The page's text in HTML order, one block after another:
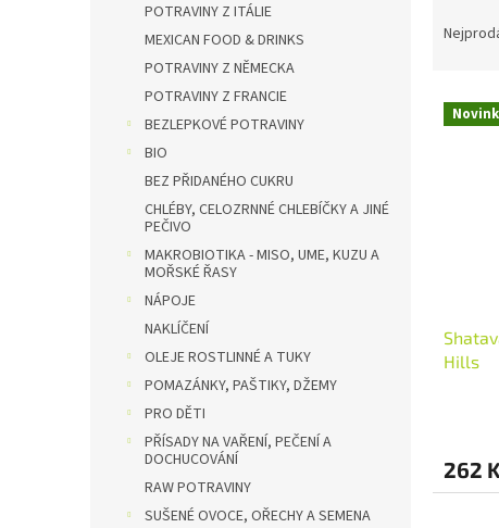
POTRAVINY Z ITÁLIE
MEXICAN FOOD & DRINKS
POTRAVINY Z NĚMECKA
POTRAVINY Z FRANCIE
BEZLEPKOVÉ POTRAVINY
BIO
BEZ PŘIDANÉHO CUKRU
CHLÉBY, CELOZRNNÉ CHLEBÍČKY A JINÉ
PEČIVO
MAKROBIOTIKA - MISO, UME, KUZU A
MOŘSKÉ ŘASY
NÁPOJE
NAKLÍČENÍ
OLEJE ROSTLINNÉ A TUKY
POMAZÁNKY, PAŠTIKY, DŽEMY
PRO DĚTI
PŘÍSADY NA VAŘENÍ, PEČENÍ A
DOCHUCOVÁNÍ
RAW POTRAVINY
SUŠENÉ OVOCE, OŘECHY A SEMENA
nV
Hills
262